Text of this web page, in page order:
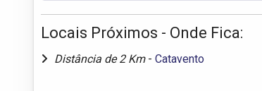
Locais Próximos - Onde Fica:
Distância de 2 Km - Catavento